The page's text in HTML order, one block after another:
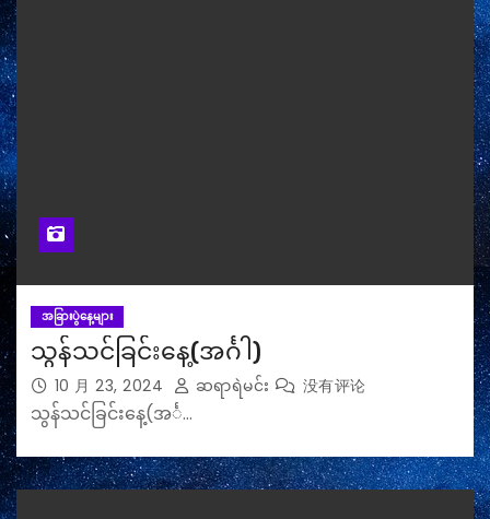
အခြားပွဲနေ့များ
သွန်သင်ခြင်းနေ့(အင်္ဂါ)
10 月 23, 2024 ဆရာရဲမင်း 没有评论
သွန်သင်ခြင်းနေ့(အင်္…